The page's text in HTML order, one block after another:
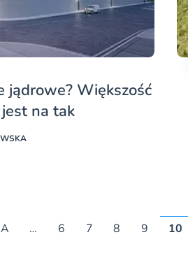
jądrowe? Większość
na tak
… 6 7 8 9 10